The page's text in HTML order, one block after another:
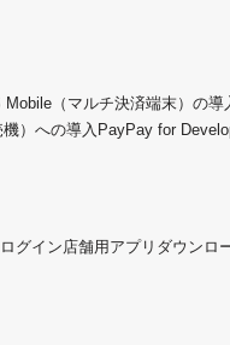
Mobile（マルチ決済端末）の導
）への導入 PayPay for
グイン店舗用アプリダウンロ